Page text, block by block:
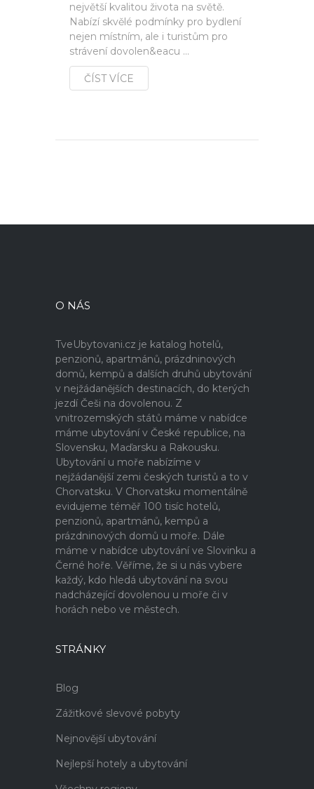
největší kvalitou života na světě.
Nabízí skvělé podmínky pro bydlení
nejen místním, ale i turistům pro
strávení dovolen&eacu ...
ČÍST VÍCE
O NÁS
TveUbytovani.cz je katalog hotelů,
penzionů, apartmánů, prázdninových
domů, kempů a dalších druhů ubytování
v nejžádanějších destinacích, do kterých
jezdí Češi na dovolenou. Z
vnitrozemských států máme v nabídce
máme ubytování v České republice, na
Slovensku, Maďarsku a Rakousku.
Ubytování u moře nabízíme v
nejžádanější zemi českých turistů a to v
Chorvatsku. V Chorvatsku momentálně
evidujeme téměř 100 tisíc hotelů,
penzionů, apartmánů, kempů a
prázdninových domů u moře. Dále
máme v nabídce ubytování ve Slovinku a
Černé hoře. Věříme, že si u nás vybere
každý, kdo hledá ubytování na svou
nadcházející dovolenou u moře či v
horách nebo ve městech.
STRÁNKY
Blog
Zážitkové slevové pobyty
Nejnovější ubytování
Nejlepší hotely a ubytování